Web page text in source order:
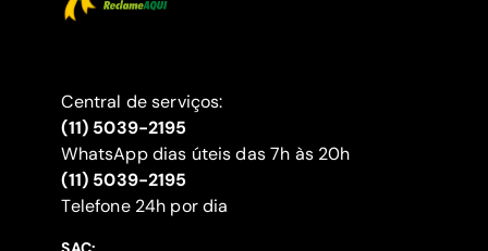
Central de serviços:
(11) 5039-2195
WhatsApp dias úteis das 7h às 20h
(11) 5039-2195
‍Telefone 24h por dia